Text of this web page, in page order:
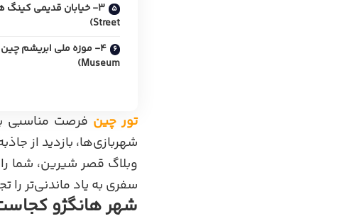
Street)
Museum)
تور چین فرصت مناسبی
شهربازی‌ها، بازدید از
وبلاگ قصر شیرین، شما
سفری به یاد ماندنی‌تر را
شهر هانگژو